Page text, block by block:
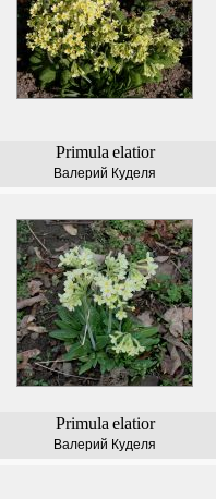
Primula elatior
Валерий Куделя
Primula elatior
Валерий Куделя